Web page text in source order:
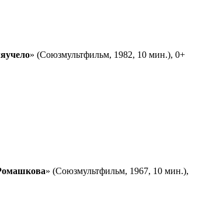
» (Союзмультфильм, 1982, 10 мин.), 0+
» (Союзмультфильм, 1967, 10 мин.),